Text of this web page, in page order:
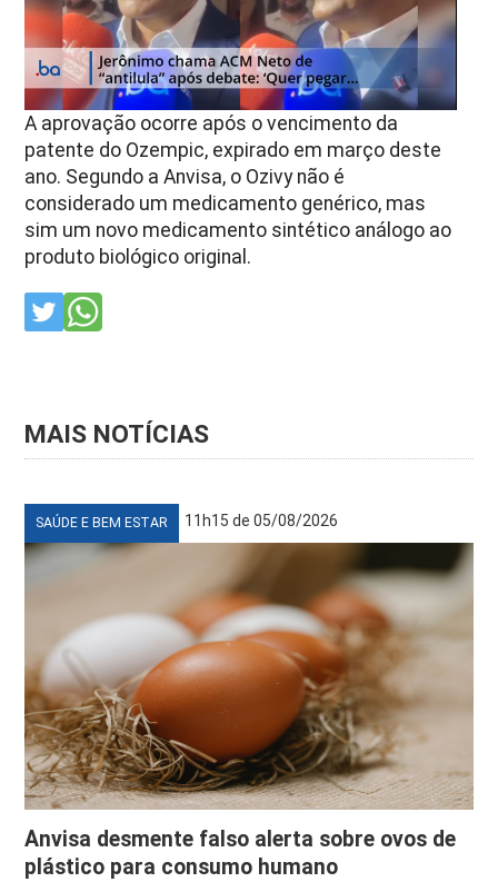
A aprovação ocorre após o vencimento da
patente do Ozempic, expirado em março deste
ano. Segundo a Anvisa, o Ozivy não é
considerado um medicamento genérico, mas
sim um novo medicamento sintético análogo ao
produto biológico original.
MAIS NOTÍCIAS
SAÚDE E BEM ESTAR 11h15 de 05/08/2026
Anvisa desmente falso alerta sobre ovos de
plástico para consumo humano